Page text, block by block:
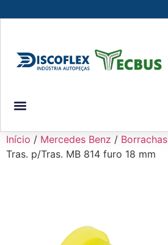
Início / Mercedes Benz / Borrachas
Tras. p/Tras. MB 814 furo 18 mm